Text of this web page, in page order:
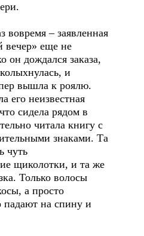
вовремя – заявленная
вечер» еще не
он дождался заказа,
и
вышла к роялю.
его неизвестная
сидела рядом в
читала книгу с
знаками. Та
чуть
щиколотки, и та же
Только волосы
а просто
на спину и